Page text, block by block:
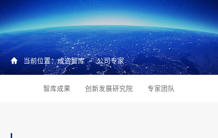
 当前位置：成咨智库 > 公司专家
智库成果 创新发展研究院 专家团队